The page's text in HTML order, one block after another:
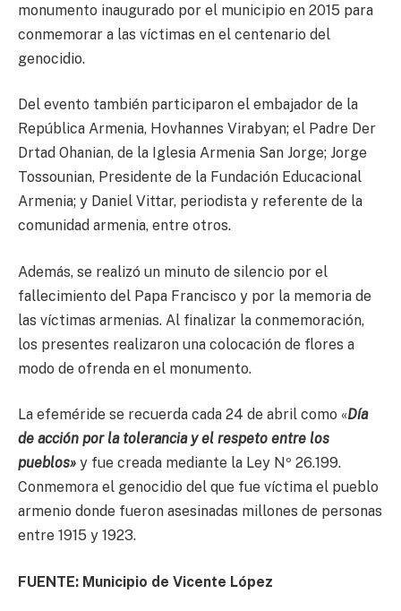
monumento inaugurado por el municipio en 2015 para
conmemorar a las víctimas en el centenario del
genocidio.
Del evento también participaron el embajador de la
República Armenia, Hovhannes Virabyan; el Padre Der
Drtad Ohanian, de la Iglesia Armenia San Jorge; Jorge
Tossounian, Presidente de la Fundación Educacional
Armenia; y Daniel Vittar, periodista y referente de la
comunidad armenia, entre otros.
Además, se realizó un minuto de silencio por el
fallecimiento del Papa Francisco y por la memoria de
las víctimas armenias. Al finalizar la conmemoración,
los presentes realizaron una colocación de flores a
modo de ofrenda en el monumento.
La efeméride se recuerda cada 24 de abril como «Día
de acción por la tolerancia y el respeto entre los
pueblos» y fue creada mediante la Ley Nº 26.199.
Conmemora el genocidio del que fue víctima el pueblo
armenio donde fueron asesinadas millones de personas
entre 1915 y 1923.
FUENTE: Municipio de Vicente López